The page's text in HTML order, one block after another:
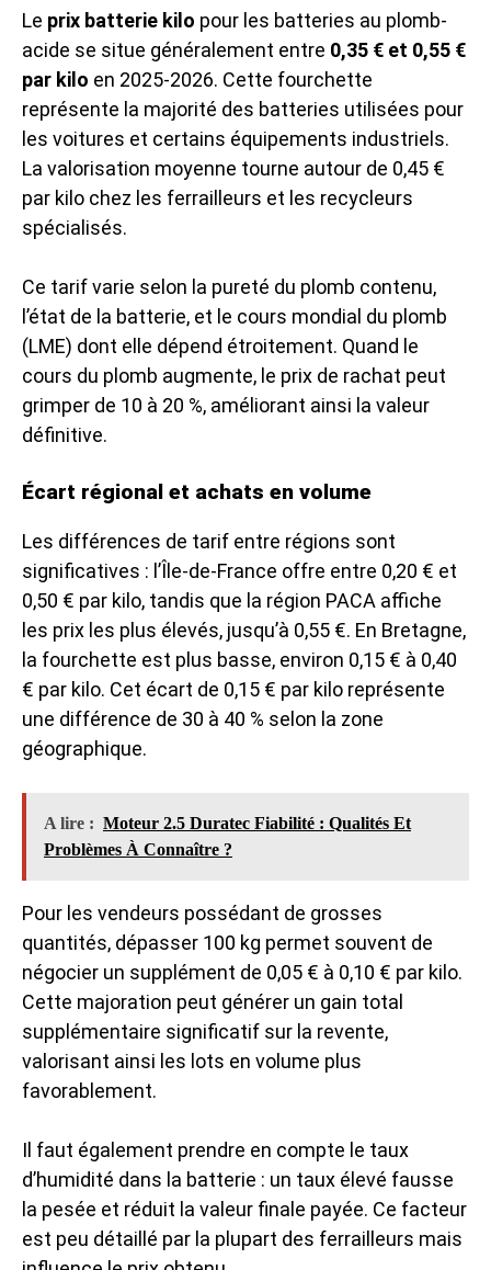
Le prix batterie kilo pour les batteries au plomb-
acide se situe généralement entre 0,35 € et 0,55 €
par kilo en 2025-2026. Cette fourchette
représente la majorité des batteries utilisées pour
les voitures et certains équipements industriels.
La valorisation moyenne tourne autour de 0,45 €
par kilo chez les ferrailleurs et les recycleurs
spécialisés.
Ce tarif varie selon la pureté du plomb contenu,
l’état de la batterie, et le cours mondial du plomb
(LME) dont elle dépend étroitement. Quand le
cours du plomb augmente, le prix de rachat peut
grimper de 10 à 20 %, améliorant ainsi la valeur
définitive.
Écart régional et achats en volume
Les différences de tarif entre régions sont
significatives : l’Île-de-France offre entre 0,20 € et
0,50 € par kilo, tandis que la région PACA affiche
les prix les plus élevés, jusqu’à 0,55 €. En Bretagne,
la fourchette est plus basse, environ 0,15 € à 0,40
€ par kilo. Cet écart de 0,15 € par kilo représente
une différence de 30 à 40 % selon la zone
géographique.
A lire : Moteur 2.5 Duratec Fiabilité : Qualités Et
Problèmes À Connaître ?
Pour les vendeurs possédant de grosses
quantités, dépasser 100 kg permet souvent de
négocier un supplément de 0,05 € à 0,10 € par kilo.
Cette majoration peut générer un gain total
supplémentaire significatif sur la revente,
valorisant ainsi les lots en volume plus
favorablement.
Il faut également prendre en compte le taux
d’humidité dans la batterie : un taux élevé fausse
la pesée et réduit la valeur finale payée. Ce facteur
est peu détaillé par la plupart des ferrailleurs mais